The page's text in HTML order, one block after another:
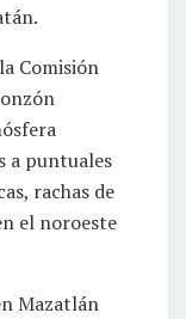
Comisión
a puntuales
rachas de
el noroeste
Mazatlán